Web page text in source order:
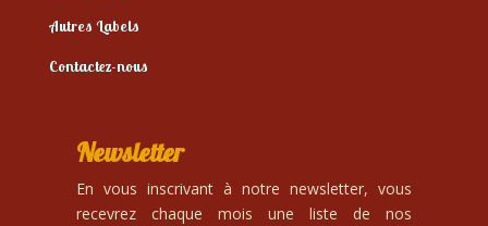
Autres Labels
Contactez-nous
Newsletter
En vous inscrivant à notre newsletter, vous
recevrez chaque mois une liste de nos